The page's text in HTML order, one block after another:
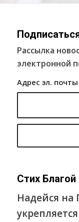
Рассылка
электронной
Адрес эл. почты
Стих Благой
Надейся на